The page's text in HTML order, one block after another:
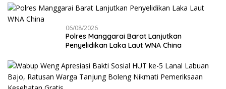
06/08/2026
Polres Manggarai Barat Lanjutkan
Penyelidikan Laka Laut WNA China